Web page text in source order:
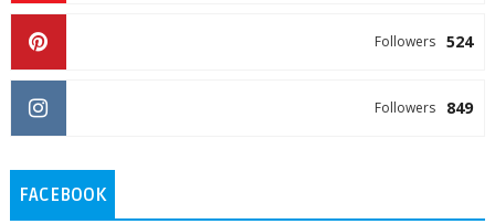
524
Followers
849
Followers
FACEBOOK